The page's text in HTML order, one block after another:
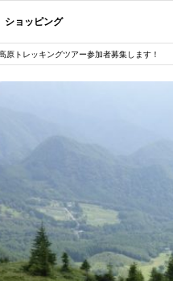
ショッピング
原トレッキングツアー参加者募集します！